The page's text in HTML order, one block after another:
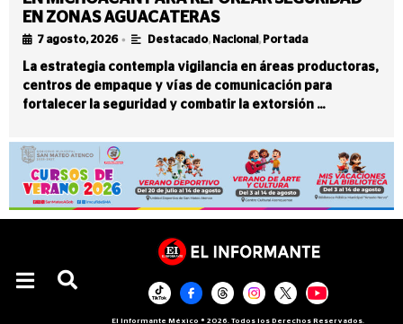
EN ZONAS AGUACATERAS
7 agosto, 2026 • Destacado, Nacional , Portada
La estrategia contempla vigilancia en áreas productoras,
centros de empaque y vías de comunicación para
fortalecer la seguridad y combatir la extorsión …
El Informante México ® 2026. Todos los Derechos Reservados.